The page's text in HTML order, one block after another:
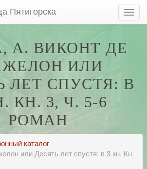
Пятигорска
А. ВИКОНТ ДЕ
ИЛИ
ЛЕТ СПУСТЯ: В
КН. 3, Ч. 5-6
РОМАН
каталог
или Десять лет спустя: в 3 кн. Кн.